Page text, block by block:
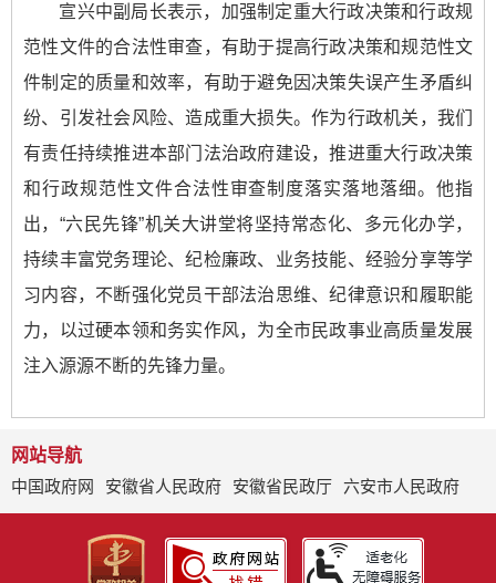
宣兴中副局长表示，加强制定重大行政决策和行政规
范性文件的合法性审查，有助于提高行政决策和规范性文
件制定的质量和效率，有助于避免因决策失误产生矛盾纠
纷、引发社会风险、造成重大损失。作为行政机关，我们
有责任持续推进本部门法治政府建设，推进重大行政决策
和行政规范性文件合法性审查制度落实落地落细。他指
出，“六民先锋”机关大讲堂将坚持常态化、多元化办学，
持续丰富党务理论、纪检廉政、业务技能、经验分享等学
习内容，不断强化党员干部法治思维、纪律意识和履职能
力，以过硬本领和务实作风，为全市民政事业高质量发展
注入源源不断的先锋力量。
网站导航
中国政府网
安徽省人民政府 安徽省民政厅 六安市人民政府